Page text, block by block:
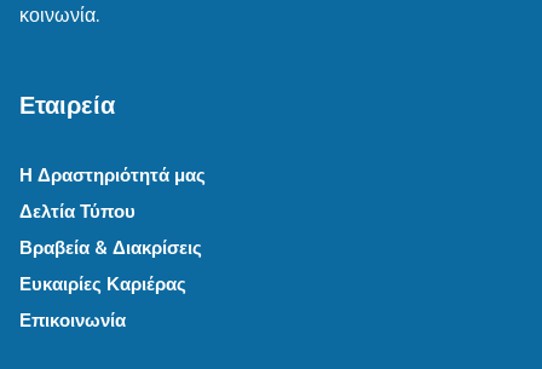
κοινωνία.
Εταιρεία
Η Δραστηριότητά μας
Δελτία Τύπου
Βραβεία & Διακρίσεις
Ευκαιρίες Καριέρας
Επικοινωνία